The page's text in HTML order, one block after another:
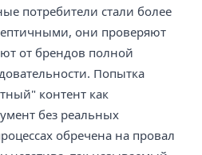
потребители стали более
они проверяют
от брендов полной
Попытка
контент как
без реальных
обречена на провал